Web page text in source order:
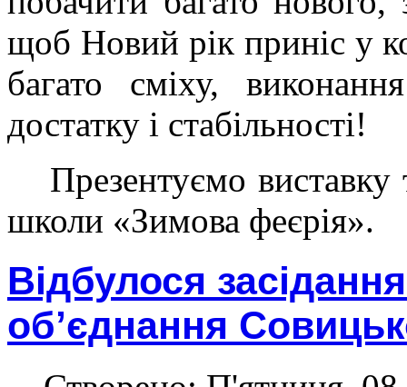
щоб Новий рік приніс у
багато сміху,
достатку і стабільності!
Презентуємо виставку
школи «Зимова феєрія».
Відбулося
об’єднання